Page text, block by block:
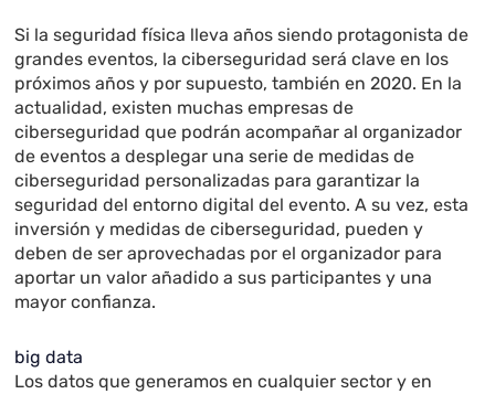
Si la seguridad física lleva años siendo protagonista de
grandes eventos, la ciberseguridad será clave en los
próximos años y por supuesto, también en 2020. En la
actualidad, existen muchas empresas de
ciberseguridad que podrán acompañar al organizador
de eventos a desplegar una serie de medidas de
ciberseguridad personalizadas para garantizar la
seguridad del entorno digital del evento. A su vez, esta
inversión y medidas de ciberseguridad, pueden y
deben de ser aprovechadas por el organizador para
aportar un valor añadido a sus participantes y una
mayor confianza.
big data
Los datos que generamos en cualquier sector y en